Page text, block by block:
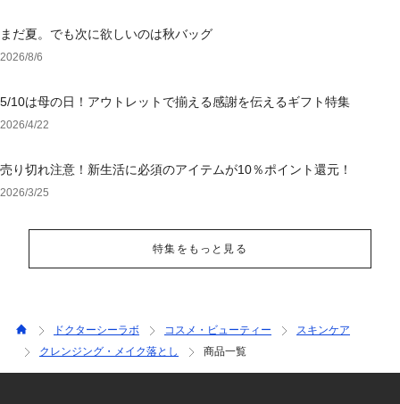
まだ夏。でも次に欲しいのは秋バッグ
2026/8/6
5/10は母の日！アウトレットで揃える感謝を伝えるギフト特集
2026/4/22
売り切れ注意！新生活に必須のアイテムが10％ポイント還元！
2026/3/25
特集をもっと見る
ドクターシーラボ コスメ・ビューティー
スキンケア
クレンジング・メイク落とし
商品一覧